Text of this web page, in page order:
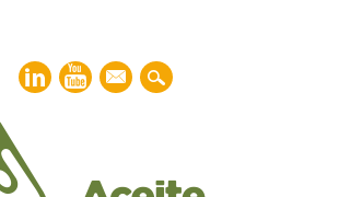
mail